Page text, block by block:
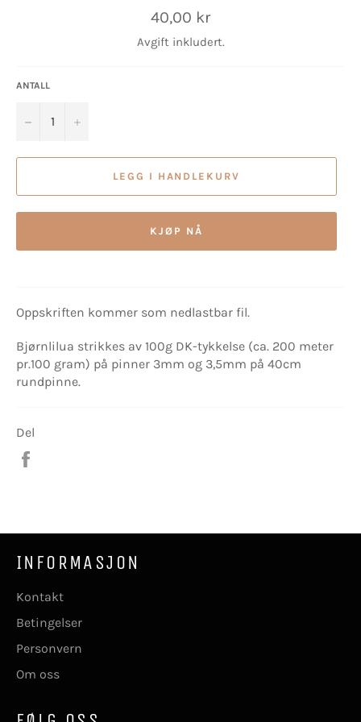
Vanlig
pris
40,00 kr
Avgift inkludert.
ANTALL
− +
LEGG I HANDLEKURV
KJØP NÅ
Oppskriften kommer som nedlastbar fil.
Bjørnlilua strikkes av 100g DK-tykkelse (ca. 200 meter
pr.100 gram) på pinner 3mm og 3,5mm på 40cm
rundpinne.
Del
INFORMASJON
Kontakt
Betingelser
Personvern
Om oss